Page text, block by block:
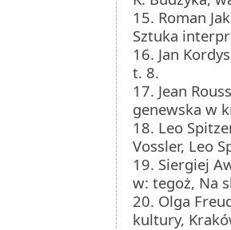
15. Roman
Sztuka
16. Jan
t. 8.
17. Jean
genewska w
18. Leo
Vossler, Leo
19. Siergiej
w: tegoż, Na
20. Olga
kultury,